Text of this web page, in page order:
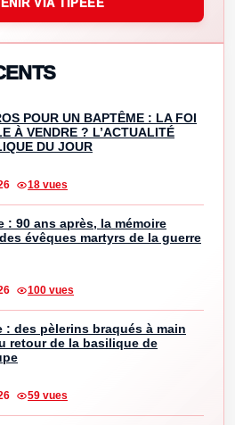
VIA TIPEEE
POUR UN BAPTÊME : LA FOI
À VENDRE ? L’ACTUALITÉ
DU JOUR
18 vues
: 90 ans après, la mémoire
évêques martyrs de la guerre
100 vues
: des pèlerins braqués à main
retour de la basilique de
59 vues